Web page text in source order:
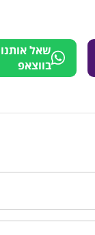
שאל אותנו
בווצאפ